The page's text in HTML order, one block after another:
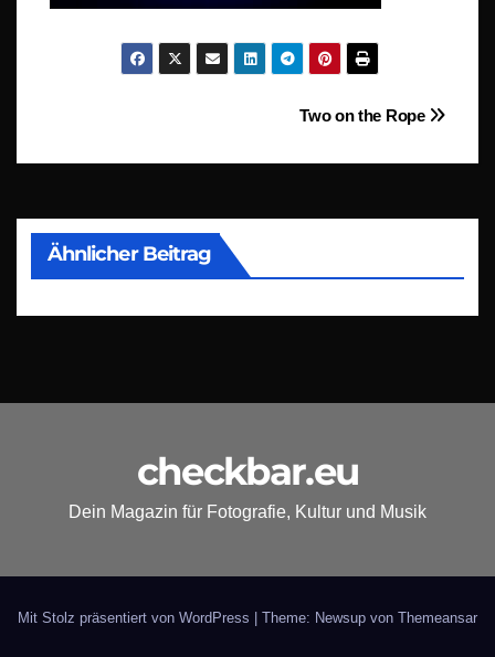
Beitragsnavigation
Two on the Rope
Ähnlicher Beitrag
checkbar.eu
Dein Magazin für Fotografie, Kultur und Musik
Mit Stolz präsentiert von WordPress | Theme: Newsup von Themeansar